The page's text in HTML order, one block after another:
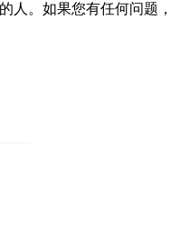
人。如果您有任何问题，